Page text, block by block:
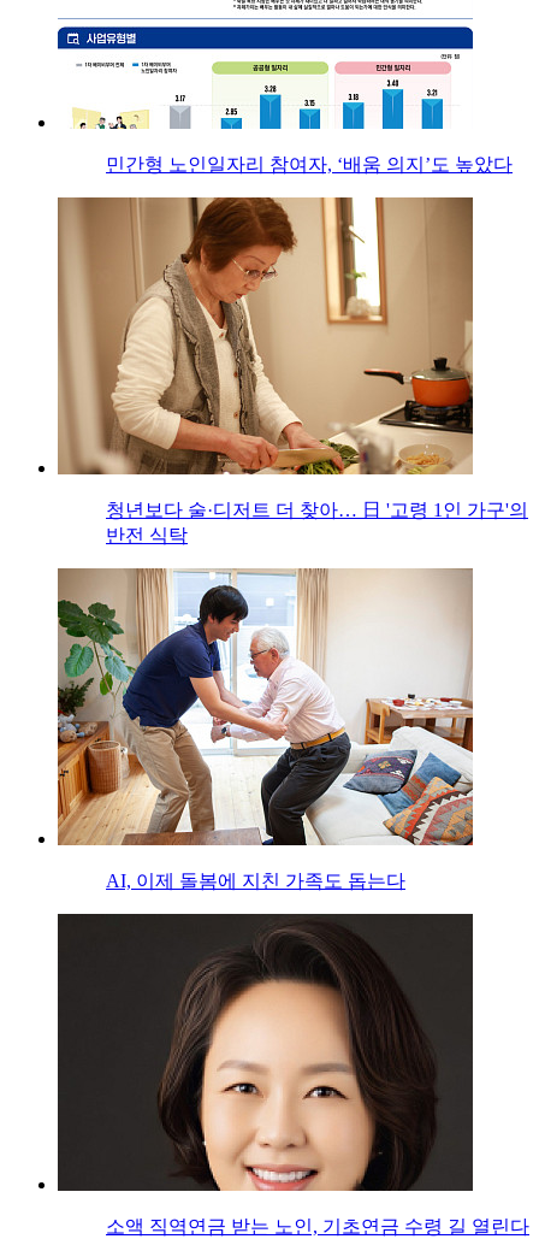
민간형 노인일자리 참여자, ‘배움 의지’도 높았다
청년보다 술·디저트 더 찾아… 日 '고령 1인 가구'의
반전 식탁
AI, 이제 돌봄에 지친 가족도 돕는다
소액 직역연금 받는 노인, 기초연금 수령 길 열린다